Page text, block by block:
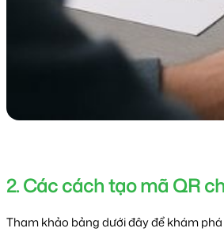
2. Các cách tạo mã QR
Tham khảo bảng dưới đây để khám